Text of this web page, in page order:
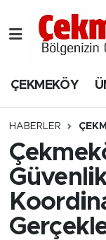
ÇEKMEKÖY
HABERLER
Nöbetçi
Hava
Namaz
Trafik
Süper Lig
Tüm